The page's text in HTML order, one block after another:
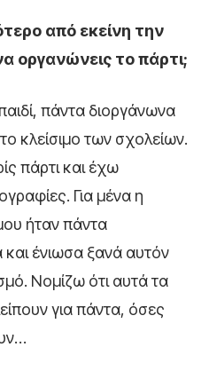
από εκείνη την
οργανώνεις το πάρτι;
πάντα διοργάνωνα
κλείσιμο των σχολείων.
πάρτι και έχω
Για μένα η
ήταν πάντα
και ένιωσα ξανά αυτόν
Νομίζω ότι αυτά τα
για πάντα, όσες